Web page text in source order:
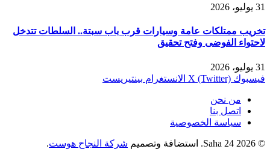
31 يوليو، 2026
تخريب ممتلكات عامة وسيارات قرب باب سبتة.. السلطات تتدخل
لاحتواء الفوضى وفتح تحقيق
31 يوليو، 2026
فيسبوك X (Twitter) الانستغرام بينتيريست
من نحن
اتصل بنا
سياسة الخصوصية
© 2026 Saha 24. استضافة وتصميم شركة النجاح هوست.